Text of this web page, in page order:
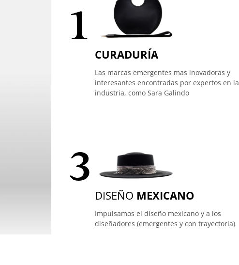
1
CURADURÍA
Las marcas emergentes mas inovadoras y
interesantes encontradas por expertos en la
industria, como Sara Galindo
3
DISEÑO MEXICANO
Impulsamos el diseño mexicano y a los
diseñadores (emergentes y con trayectoria)